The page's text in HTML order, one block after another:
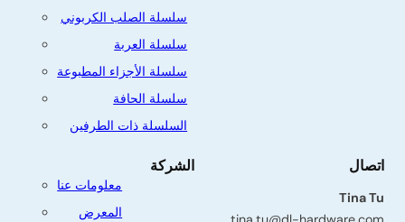
سلسلة الصلب الكربوني
سلسلة العربة
سلسلة الأجزاء المطبوعة
سلسلة الحافة
السلسلة ذات الطرفين
الشركة
معلومات عنا
المعرض
اتصال
Tina Tu